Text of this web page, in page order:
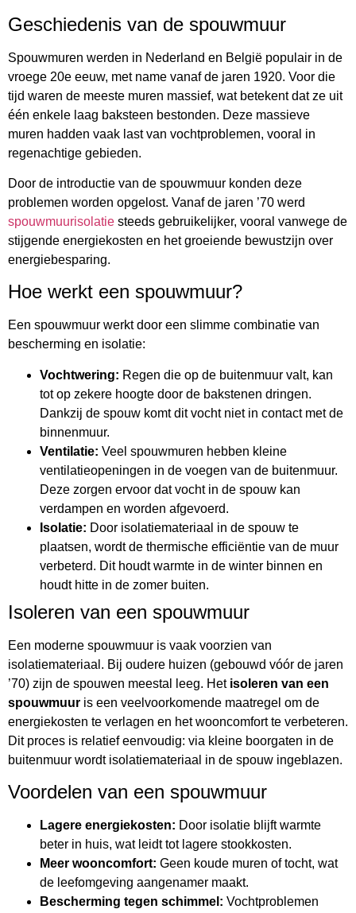
Geschiedenis van de spouwmuur
Spouwmuren werden in Nederland en België populair in de
vroege 20e eeuw, met name vanaf de jaren 1920. Voor die
tijd waren de meeste muren massief, wat betekent dat ze uit
één enkele laag baksteen bestonden. Deze massieve
muren hadden vaak last van vochtproblemen, vooral in
regenachtige gebieden.
Door de introductie van de spouwmuur konden deze
problemen worden opgelost. Vanaf de jaren ’70 werd
spouwmuurisolatie steeds gebruikelijker, vooral vanwege de
stijgende energiekosten en het groeiende bewustzijn over
energiebesparing.
Hoe werkt een spouwmuur?
Een spouwmuur werkt door een slimme combinatie van
bescherming en isolatie:
Vochtwering: Regen die op de buitenmuur valt, kan
tot op zekere hoogte door de bakstenen dringen.
Dankzij de spouw komt dit vocht niet in contact met de
binnenmuur.
Ventilatie: Veel spouwmuren hebben kleine
ventilatieopeningen in de voegen van de buitenmuur.
Deze zorgen ervoor dat vocht in de spouw kan
verdampen en worden afgevoerd.
Isolatie: Door isolatiemateriaal in de spouw te
plaatsen, wordt de thermische efficiëntie van de muur
verbeterd. Dit houdt warmte in de winter binnen en
houdt hitte in de zomer buiten.
Isoleren van een spouwmuur
Een moderne spouwmuur is vaak voorzien van
isolatiemateriaal. Bij oudere huizen (gebouwd vóór de jaren
’70) zijn de spouwen meestal leeg. Het isoleren van een
spouwmuur is een veelvoorkomende maatregel om de
energiekosten te verlagen en het wooncomfort te verbeteren.
Dit proces is relatief eenvoudig: via kleine boorgaten in de
buitenmuur wordt isolatiemateriaal in de spouw ingeblazen.
Voordelen van een spouwmuur
Lagere energiekosten: Door isolatie blijft warmte
beter in huis, wat leidt tot lagere stookkosten.
Meer wooncomfort: Geen koude muren of tocht, wat
de leefomgeving aangenamer maakt.
Bescherming tegen schimmel: Vochtproblemen